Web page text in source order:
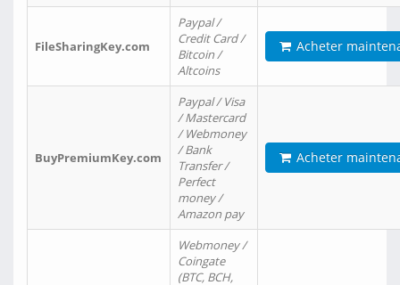
FileSharingKey.com
Paypal /
Credit Card /
Bitcoin /
Altcoins
Acheter
BuyPremiumKey.com
Paypal / Visa
/ Mastercard
/ Webmoney
/ Bank
Transfer /
Perfect
money /
Amazon pay
Acheter
Webmoney /
Coingate
(BTC, BCH,